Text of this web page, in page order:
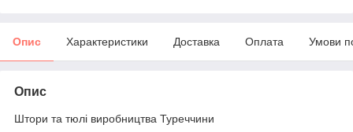
Опис Характеристики Доставка Оплата Умови
Опис
Штори та тюлі виробництва Туреччини